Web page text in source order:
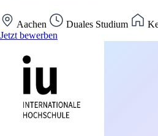
Aachen Duales Studium
Jetzt bewerben